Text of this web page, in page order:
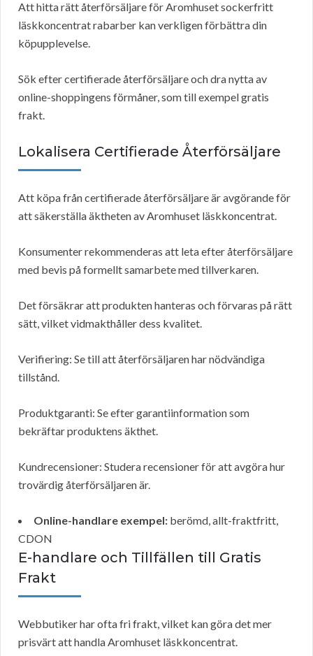
Att hitta rätt återförsäljare för Aromhuset sockerfritt
läskkoncentrat rabarber kan verkligen förbättra din
köpupplevelse.
Sök efter certifierade återförsäljare och dra nytta av
online-shoppingens förmåner, som till exempel gratis
frakt.
Lokalisera Certifierade Återförsäljare
Att köpa från certifierade återförsäljare är avgörande för
att säkerställa äktheten av Aromhuset läskkoncentrat.
Konsumenter rekommenderas att leta efter återförsäljare
med bevis på formellt samarbete med tillverkaren.
Det försäkrar att produkten hanteras och förvaras på rätt
sätt, vilket vidmakthåller dess kvalitet.
Verifiering: Se till att återförsäljaren har nödvändiga
tillstånd.
Produktgaranti: Se efter garantiinformation som
bekräftar produktens äkthet.
Kundrecensioner: Studera recensioner för att avgöra hur
trovärdig återförsäljaren är.
Online-handlare exempel: berömd, allt-fraktfritt,
CDON
E-handlare och Tillfällen till Gratis
Frakt
Webbutiker har ofta fri frakt, vilket kan göra det mer
prisvärt att handla Aromhuset läskkoncentrat.